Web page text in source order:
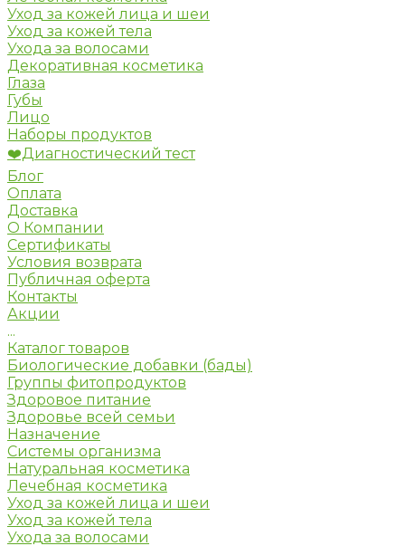
Уход за кожей лица и шеи
Уход за кожей тела
Ухода за волосами
Декоративная косметика
Глаза
Губы
Лицо
Наборы продуктов
❤️Диагностический тест
Блог
Оплата
Доставка
О Компании
Сертификаты
Условия возврата
Публичная оферта
Контакты
Акции
...
Каталог товаров
Биологические добавки (бады)
Группы фитопродуктов
Здоровое питание
Здоровье всей семьи
Назначение
Системы организма
Натуральная косметика
Лечебная косметика
Уход за кожей лица и шеи
Уход за кожей тела
Ухода за волосами